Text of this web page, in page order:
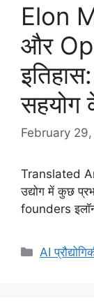
Elon
और
सहयोग
February
Translated
उद्योग में कुछ
founders
AI